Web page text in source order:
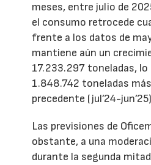
meses, entre julio de
el consumo retrocede
frente a los datos de
mantiene aún un
17.233.297 toneladas, lo
1.848.742 toneladas
precedente (jul’24-
Las previsiones de
obstante, a una
durante la segunda